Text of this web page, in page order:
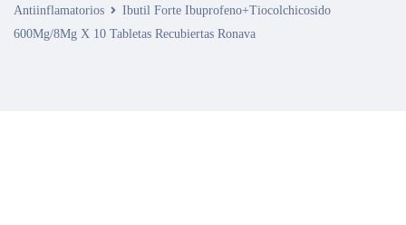
Antiinflamatorios
Ibutil Forte Ibuprofeno+Tiocolchicosido
600Mg/8Mg X 10 Tabletas Recubiertas Ronava